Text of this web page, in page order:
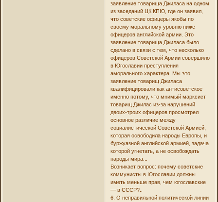
заявление товарища Джиласа на одном
из заседаний ЦК КПЮ, где он заявил,
что советские офицеры якобы по
своему моральному уровню ниже
офицеров английской армии. Это
заявление товарища Джиласа было
сделано в связи с тем, что несколько
офицеров Советской Армии совершило
в Югославии преступления
аморального характера. Мы это
заявление товарищ Джиласа
квалифицировали как антисоветское
именно потому, что мнимый марксист
товарищ Джилас из-за нарушений
двоих-троих офицеров просмотрел
основное различие между
социалистической Советской Армией,
которая освободила народы Европы, и
буржуазной английской армией, задача
которой угнетать, а не освобождать
народы мира...
Возникает вопрос: почему советские
коммунисты в Югославии должны
иметь меньше прав, чем югославские
— в СССР?..
6. О неправильной политической линии